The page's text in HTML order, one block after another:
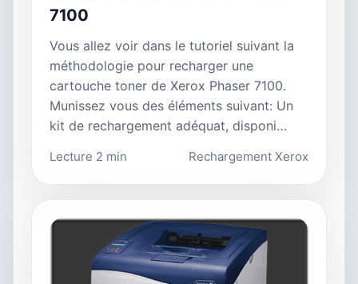
7100
Vous allez voir dans le tutoriel suivant la
méthodologie pour recharger une
cartouche toner de Xerox Phaser 7100.
Munissez vous des éléments suivant: Un
kit de rechargement adéquat, disponi…
Lecture 2 min Rechargement Xerox